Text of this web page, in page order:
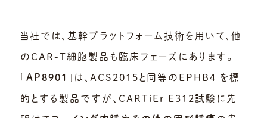
当社では、基幹プラットフォーム技術を用いて、他
のCAR-T細胞製品も臨床フェーズにあります。
「AP8901 」は、ACS2015と同等のEPHB4 を標
的とする製品ですが、CARTiEr E312試験に先